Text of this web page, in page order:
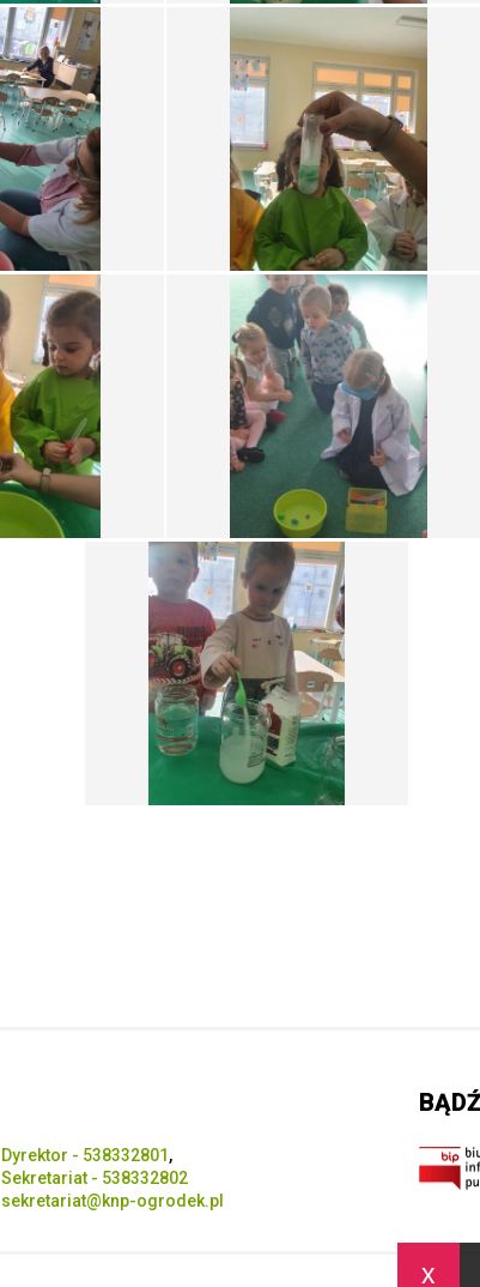
x
Dyrektor - 538332801 ,
Sekretariat - 538332802
sekretariat@knp-ogrodek.pl